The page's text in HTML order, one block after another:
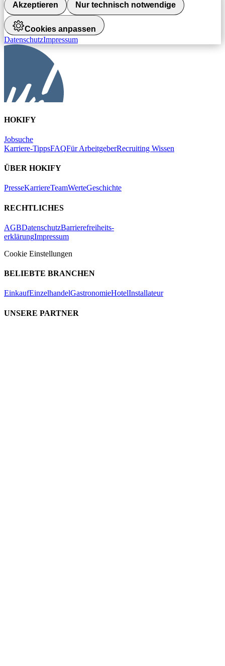
Akzeptieren Nur technisch notwendige
Cookies anpassen
DatenschutzImpressum
HOKIFY
Jobsuche
Karriere-TippsFAQFür ArbeitgeberRecruiting Wissen
ÜBER HOKIFY
PresseKarriereTeamWerteGeschichte
RECHTLICHES
AGBDatenschutzBarrierefreiheits-
erklärungImpressum
Cookie Einstellungen
BELIEBTE BRANCHEN
EinkaufEinzelhandelGastronomieHotelInstallateur
UNSERE PARTNER